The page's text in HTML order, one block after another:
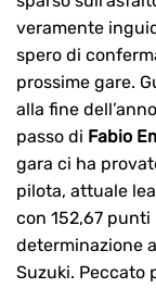
veramente
spero di
prossime gare.
alla fine
passo di Fabio
gara ci ha
pilota, attuale
con 152,67
determinazione
Suzuki. Peccato